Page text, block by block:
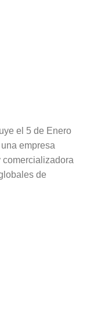
el 5 de Enero
empresa
comercializadora
de